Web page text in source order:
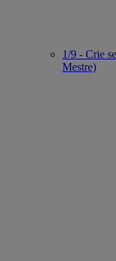
1/9 - Crie
Mestre)